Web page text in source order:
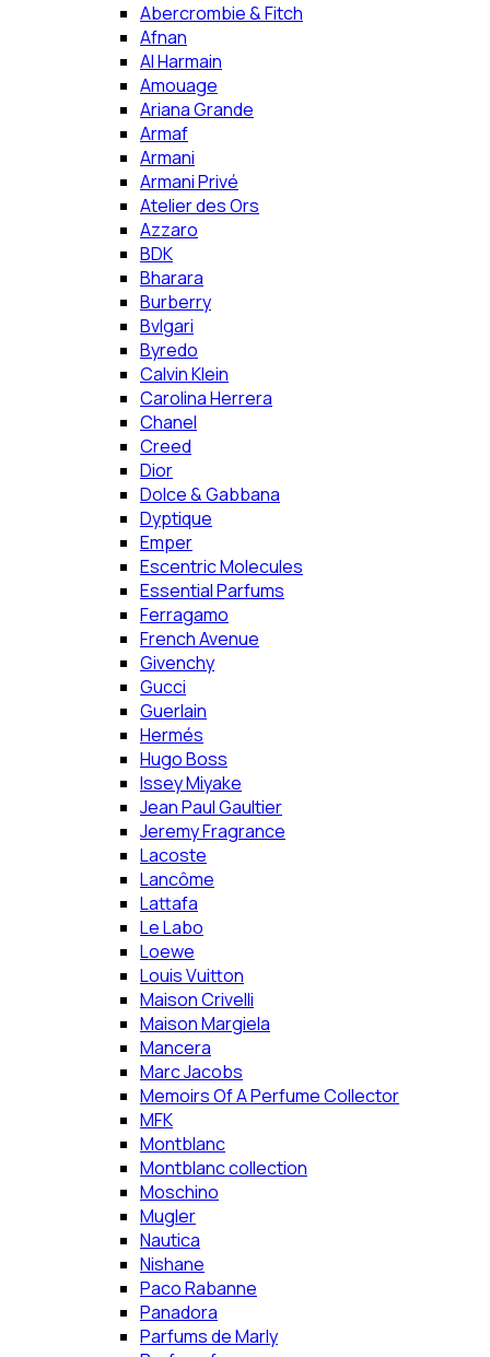
Abercrombie & Fitch
Afnan
Al Harmain
Amouage
Ariana Grande
Armaf
Armani
Armani Privé
Atelier des Ors
Azzaro
BDK
Bharara
Burberry
Bvlgari
Byredo
Calvin Klein
Carolina Herrera
Chanel
Creed
Dior
Dolce & Gabbana
Dyptique
Emper
Escentric Molecules
Essential Parfums
Ferragamo
French Avenue
Givenchy
Gucci
Guerlain
Hermés
Hugo Boss
Issey Miyake
Jean Paul Gaultier
Jeremy Fragrance
Lacoste
Lancôme
Lattafa
Le Labo
Loewe
Louis Vuitton
Maison Crivelli
Maison Margiela
Mancera
Marc Jacobs
Memoirs Of A Perfume Collector
MFK
Montblanc
Montblanc collection
Moschino
Mugler
Nautica
Nishane
Paco Rabanne
Panadora
Parfums de Marly